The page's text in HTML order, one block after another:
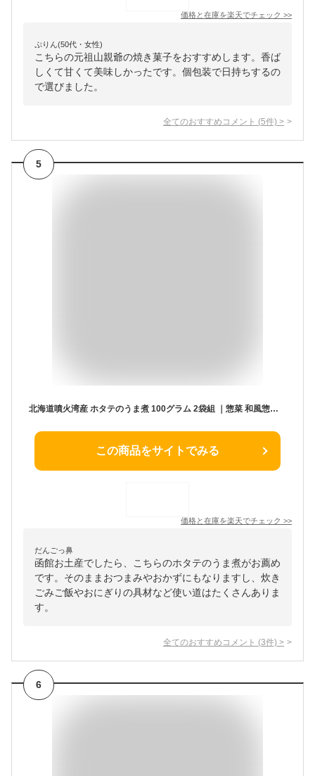
価格と在庫を楽天でチェック >>
ぷりん(50代・女性)
こちらの元祖山親爺の焼き菓子をおすすめします。香ば
しくて甘くて美味しかったです。個包装で日持ちするの
で選びました。
全てのおすすめコメント (5件) >
5
北海道噴火湾産 ホタテのうま煮 100グラム 2袋組 ｜惣菜 和風惣菜 佃煮 おかず おつまみ 珍味 ほたて ベビーホタテ 北海道産 函館 お土産 炊き込みご飯 おにぎり ★
この商品をサイトでみる
価格と在庫を楽天でチェック >>
だんごっ鼻
函館お土産でしたら、こちらのホタテのうま煮がお薦め
です。そのままおつまみやおかずにもなりますし、炊き
ごみご飯やおにぎりの具材など使い道はたくさんありま
す。
全てのおすすめコメント (3件) >
6